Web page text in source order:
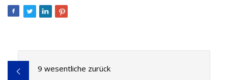
9 wesentliche zurück